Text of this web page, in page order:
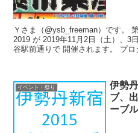
Ｙさま（@ysb_freeman）です。 第19回 せたがや駅前 楽市楽座
2019 が 2019年11月2日（土）、3
谷駅前
イベント・祭り
伊勢
ブ、
ーブ